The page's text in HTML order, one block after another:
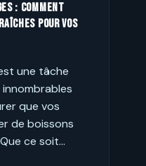
: comment
pour vos
une tâche
que vos
de boissons
ce soit…